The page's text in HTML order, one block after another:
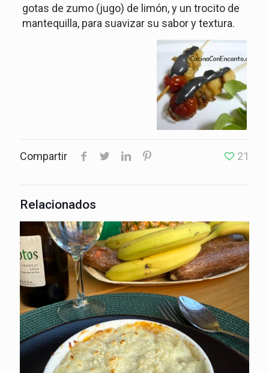
gotas de zumo (jugo) de limón, y un trocito de
mantequilla, para suavizar su sabor y textura.
Compartir 21
Relacionados